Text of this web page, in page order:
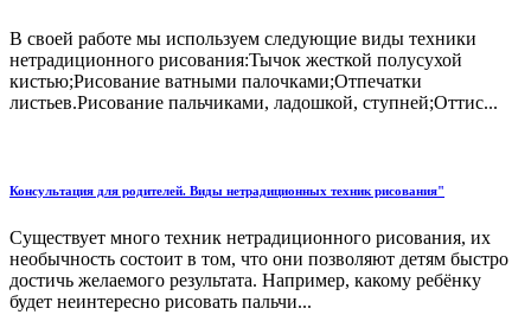
В своей работе мы используем следующие виды техники
нетрадиционного рисования:Тычок жесткой полусухой
кистью;Рисование ватными палочками;Отпечатки
листьев.Рисование пальчиками, ладошкой, ступней;Оттис...
Консультация для родителей. Виды нетрадиционных техник рисования"
Существует много техник нетрадиционного рисования, их
необычность состоит в том, что они позволяют детям быстро
достичь желаемого результата. Например, какому ребёнку
будет неинтересно рисовать пальчи...